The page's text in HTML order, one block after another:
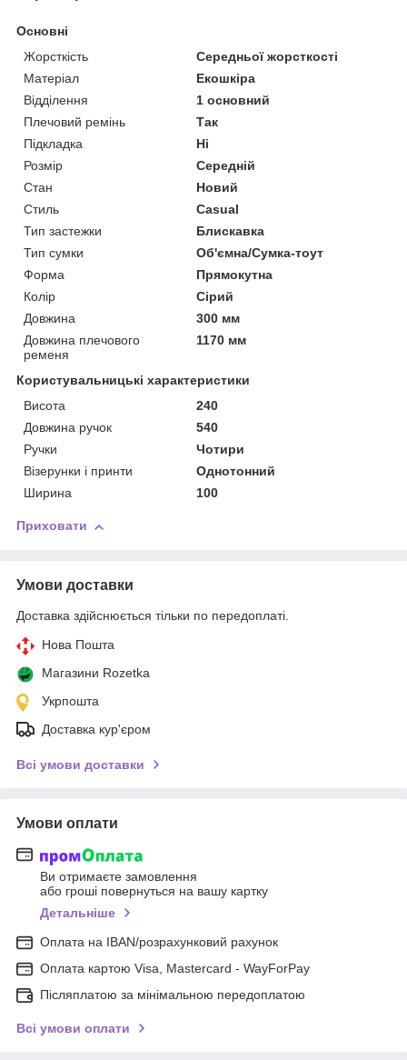
Основні
Жорсткість
Середньої жорсткості
Матеріал
Екошкіра
Відділення
1 основний
Плечовий ремінь
Так
Підкладка
Ні
Розмір
Середній
Стан
Новий
Стиль
Casual
Тип застежки
Блискавка
Тип сумки
Об'ємна/Сумка-тоут
Форма
Прямокутна
Колір
Сірий
Довжина
300 мм
Довжина плечового
ременя
1170 мм
Користувальницькі характеристики
Висота
240
Довжина ручок
540
Ручки
Чотири
Візерунки і принти
Однотонний
Ширина
100
Приховати
Умови доставки
Доставка здійснюється тільки по передоплаті.
Нова Пошта
Магазини Rozetka
Укрпошта
Доставка кур'єром
Всі умови доставки
Умови оплати
Ви отримаєте замовлення
або гроші повернуться на вашу картку
Детальніше
Оплата на IBAN/розрахунковий рахунок
Оплата картою Visa, Mastercard - WayForPay
Післяплатою за мінімальною передоплатою
Всі умови оплати